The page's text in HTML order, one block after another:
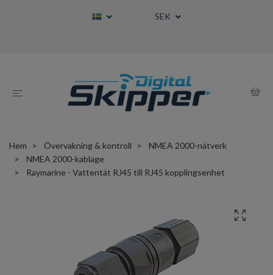
SEK
Hem Övervakning & kontroll
NMEA 2000-nätverk
NMEA 2000-kablage
Raymarine - Vattentät RJ45 till RJ45 kopplingsenhet